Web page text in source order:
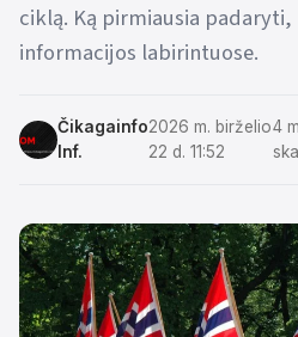
ciklą. Ką pirmiausia
informacijos labirintuose.
Čikagainfo
Inf.
2026 m. birželio
22 d. 11:52
4